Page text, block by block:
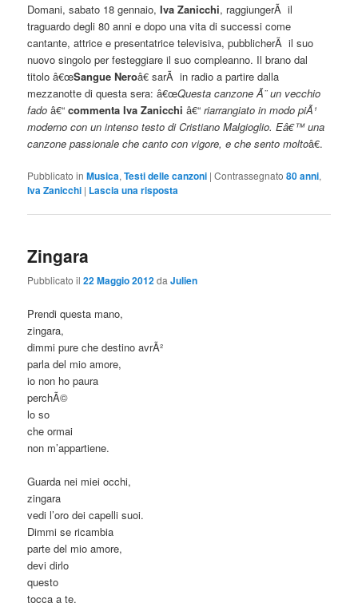
Domani, sabato 18 gennaio,Iva Zanicchi, raggiungerÃ il
traguardo degli 80 anni e dopo una vita di successi come
cantante, attrice e presentatrice televisiva, pubblicherÃ il suo
nuovo singolo per festeggiare il suo compleanno. Il brano dal
titolo â€œSangue Neroâ€ sarÃ in radio a partire dalla
mezzanotte di questa sera: â€œQuesta canzone Ã¨ un vecchio
fado â€“commenta Iva Zanicchi â€“riarrangiato in modo piÃ¹
moderno con un intenso testo di Cristiano Malgioglio. Eâ€™ una
canzone passionale che canto con vigore, e che sento moltoâ€.
Pubblicato in Musica,Testi delle canzoni |Contrassegnato 80 anni,
Iva Zanicchi | Lascia una risposta
Zingara
Pubblicato il22 Maggio 2012daJulien
Prendi questa mano,
zingara,
dimmi pure che destino avrÃ²
parla del mio amore,
io non ho paura
perchÃ©
lo so
che ormai
non m’appartiene.
Guarda nei miei occhi,
zingara
vedi l’oro dei capelli suoi.
Dimmi se ricambia
parte del mio amore,
devi dirlo
questo
tocca a te.